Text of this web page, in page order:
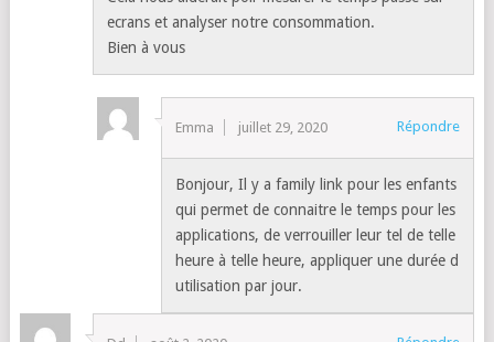
ecrans et analyser notre consommation.
Bien à vous
Emma juillet 29, 2020 Répondre
Bonjour, Il y a family link pour les enfants
qui permet de connaitre le temps pour les
applications, de verrouiller leur tel de telle
heure à telle heure, appliquer une durée d
utilisation par jour.